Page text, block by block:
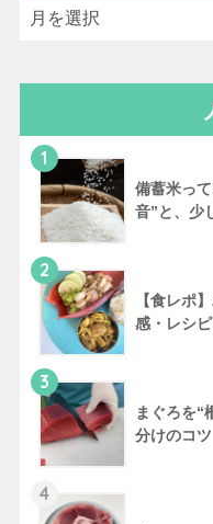
1
備蓄米っ
音”と、少
2
【食レポ
感・レシ
3
まぐろを“
分けのコツ
4